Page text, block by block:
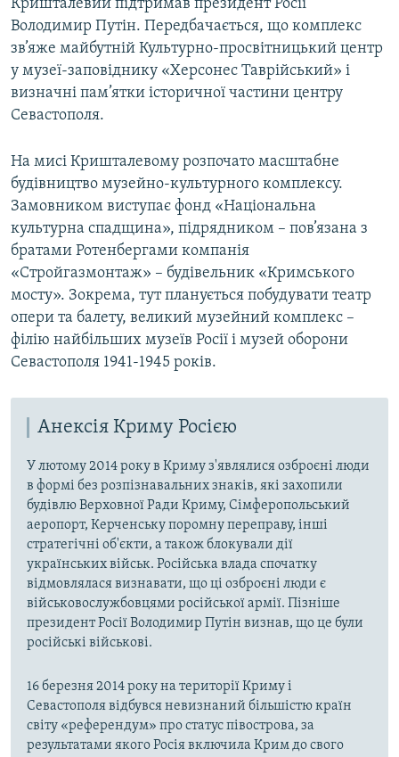
Кришталевий підтримав президент Росії
Володимир Путін. Передбачається, що комплекс
зв’яже майбутній Культурно-просвітницький центр
у музеї-заповіднику «Херсонес Таврійський» і
визначні пам’ятки історичної частини центру
Севастополя.
На мисі Кришталевому розпочато масштабне
будівництво музейно-культурного комплексу.
Замовником виступає фонд «Національна
культурна спадщина», підрядником – пов’язана з
братами Ротенбергами компанія
«Стройгазмонтаж» – будівельник «Кримського
мосту». Зокрема, тут планується побудувати театр
опери та балету, великий музейний комплекс –
філію найбільших музеїв Росії і музей оборони
Севастополя 1941-1945 років.
Анексія Криму Росією
У лютому 2014 року в Криму з'являлися озброєні люди
в формі без розпізнавальних знаків, які захопили
будівлю Верховної Ради Криму, Сімферопольський
аеропорт, Керченську поромну переправу, інші
стратегічні об'єкти, а також блокували дії
українських військ. Російська влада спочатку
відмовлялася визнавати, що ці озброєні люди є
військовослужбовцями російської армії. Пізніше
президент Росії Володимир Путін визнав, що це були
російські військові.
16 березня 2014 року на території Криму і
Севастополя відбувся невизнаний більшістю країн
світу «референдум» про статус півострова, за
результатами якого Росія включила Крим до свого